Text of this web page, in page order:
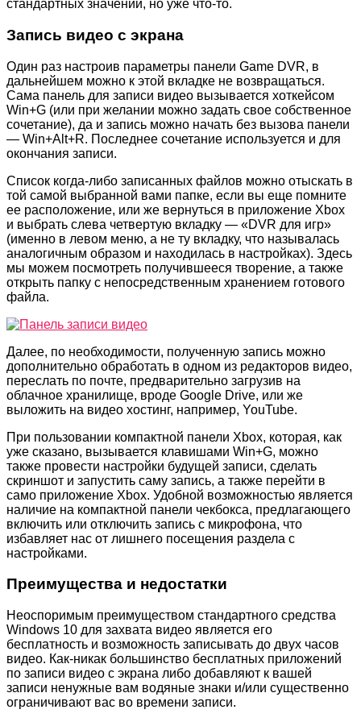
стандартных значений, но уже что-то.
Запись видео с экрана
Один раз настроив параметры панели Game DVR, в
дальнейшем можно к этой вкладке не возвращаться.
Сама панель для записи видео вызывается хоткейсом
Win+G (или при желании можно задать свое собственное
сочетание), да и запись можно начать без вызова панели
— Win+Alt+R. Последнее сочетание используется и для
окончания записи.
Список когда-либо записанных файлов можно отыскать в
той самой выбранной вами папке, если вы еще помните
ее расположение, или же вернуться в приложение Xbox
и выбрать слева четвертую вкладку — «DVR для игр»
(именно в левом меню, а не ту вкладку, что называлась
аналогичным образом и находилась в настройках). Здесь
мы можем посмотреть получившееся творение, а также
открыть папку с непосредственным хранением готового
файла.
Далее, по необходимости, полученную запись можно
дополнительно обработать в одном из редакторов видео,
переслать по почте, предварительно загрузив на
облачное хранилище, вроде Google Drive, или же
выложить на видео хостинг, например, YouTube.
При пользовании компактной панели Xbox, которая, как
уже сказано, вызывается клавишами Win+G, можно
также провести настройки будущей записи, сделать
скриншот и запустить саму запись, а также перейти в
само приложение Xbox. Удобной возможностью является
наличие на компактной панели чекбокса, предлагающего
включить или отключить запись с микрофона, что
избавляет нас от лишнего посещения раздела с
настройками.
Преимущества и недостатки
Неоспоримым преимуществом стандартного средства
Windows 10 для захвата видео является его
бесплатность и возможность записывать до двух часов
видео. Как-никак большинство бесплатных приложений
по записи видео с экрана либо добавляют к вашей
записи ненужные вам водяные знаки и/или существенно
ограничивают вас во времени записи.